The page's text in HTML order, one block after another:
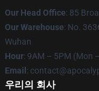
Our Head Office: 85
Our Warehouse: No.
Wuhan
Hour: 9AM – 5PM (Mon
Email :
우리의 회사